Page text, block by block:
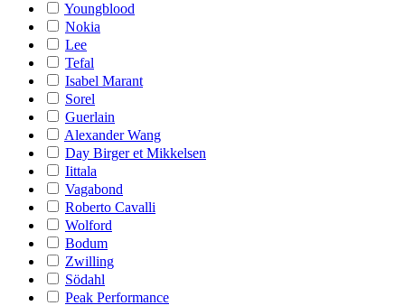
Youngblood
Nokia
Lee
Tefal
Isabel Marant
Sorel
Guerlain
Alexander Wang
Day Birger et Mikkelsen
Iittala
Vagabond
Roberto Cavalli
Wolford
Bodum
Zwilling
Södahl
Peak Performance